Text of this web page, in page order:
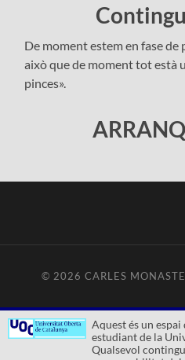
De moment estem en fase de
això que de moment tot està
pinces».
© 2026CARLES
Aquest és un
estudiant de la
Qualsevol